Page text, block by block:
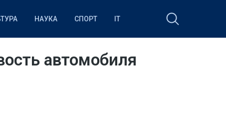
НАУКА СПОРТ IT
автомобиля